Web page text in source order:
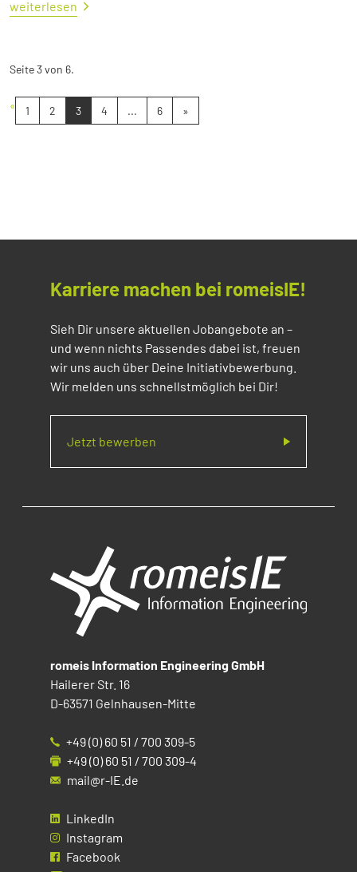
weiterlesen
Seite 3 von 6.
« 1 2 3 4 ... 6 »
Karriere machen bei romeisIE!
Sieh Dir unsere aktuellen Jobangebote an –
und wenn nichts Passendes dabei ist, freuen
wir uns auch über Deine Initiativbewerbung.
Wir melden uns schnellstmöglich bei Dir!
Jetzt bewerben
romeis Information Engineering GmbH
Hailerer Str. 16
D-63571 Gelnhausen-Mitte
+49 (0) 60 51 / 700 309-5
+49 (0) 60 51 / 700 309-4
mail@r-IE.de
LinkedIn
Instagram
Facebook